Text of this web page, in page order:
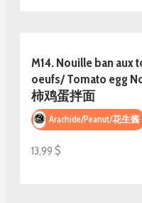
M14. Nouille ban aux
oeufs/ Tomato egg
柿鸡蛋拌面
Arachide/Peanut/花生酱
13,99 $